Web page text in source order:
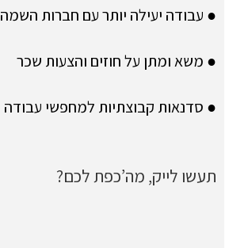
● עבודה יעילה יותר עם חברות השמה
● משא ומתן על חוזים והצעות שכר
● סדנאות קבוצתיות למחפשי עבודה
תעשו לייק, מה’כפת לכם?